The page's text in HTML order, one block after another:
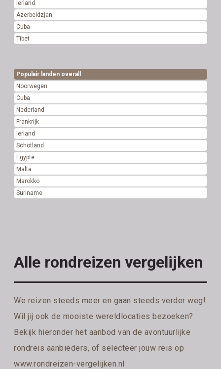
Ierland
Azerbeidzjan
Cuba
Tibet
Populair landen overall
Noorwegen
Cuba
Nederland
Frankrijk
Ierland
Schotland
Egypte
Malta
Marokko
Suriname
Alle rondreizen vergelijken
We reizen steeds meer en gaan steeds verder weg!
Wil jij ook de mooiste wereldlocaties bezoeken?
Bekijk hieronder het aanbod van de avontuurlijke
rondreis aanbieders, of selecteer jouw reis op
www.rondreizen-vergelijken.nl